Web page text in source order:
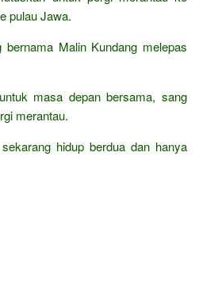
pulau Jawa.
Malin Kundang melepas
masa depan bersama, sang
merantau.
hidup berdua dan hanya